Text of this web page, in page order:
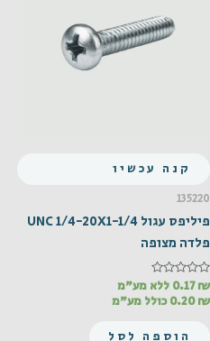
קנה עכשיו
135220
פיליפס עגול UNC 1/4-20X1-1/4
פלדה מצופה
דורג
מתוך
0.17₪
ללא מע"מ
0.20₪ כולל מע"מ
הוספה לסל